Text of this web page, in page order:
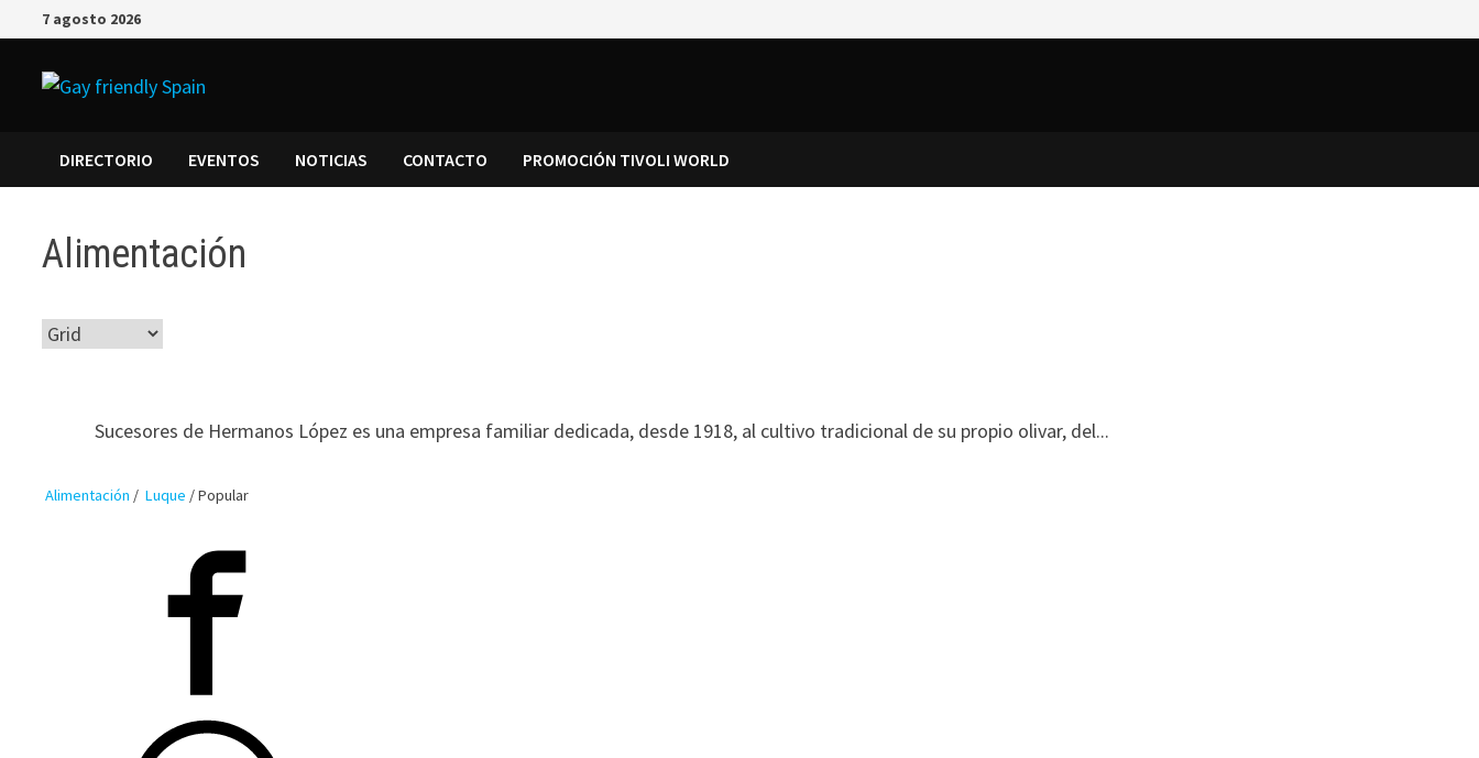
7 agosto 2026
DIRECTORIO EVENTOS NOTICIAS CONTACTO PROMOCIÓN TIVOLI WORLD
Alimentación
Sucesores de Hermanos López es una empresa familiar dedicada, desde 1918, al cultivo tradicional de su propio olivar, del...
Alimentación / Luque /Popular